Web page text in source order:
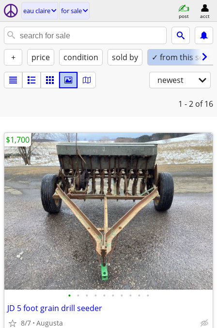
eau claire for sale
post acct
+ price condition sold by ✓ from this seller
newest
1 - 2 of 16
• • • • • • • • • •
JD 5 foot grain drill seeder
8/7 Augusta
$1,700